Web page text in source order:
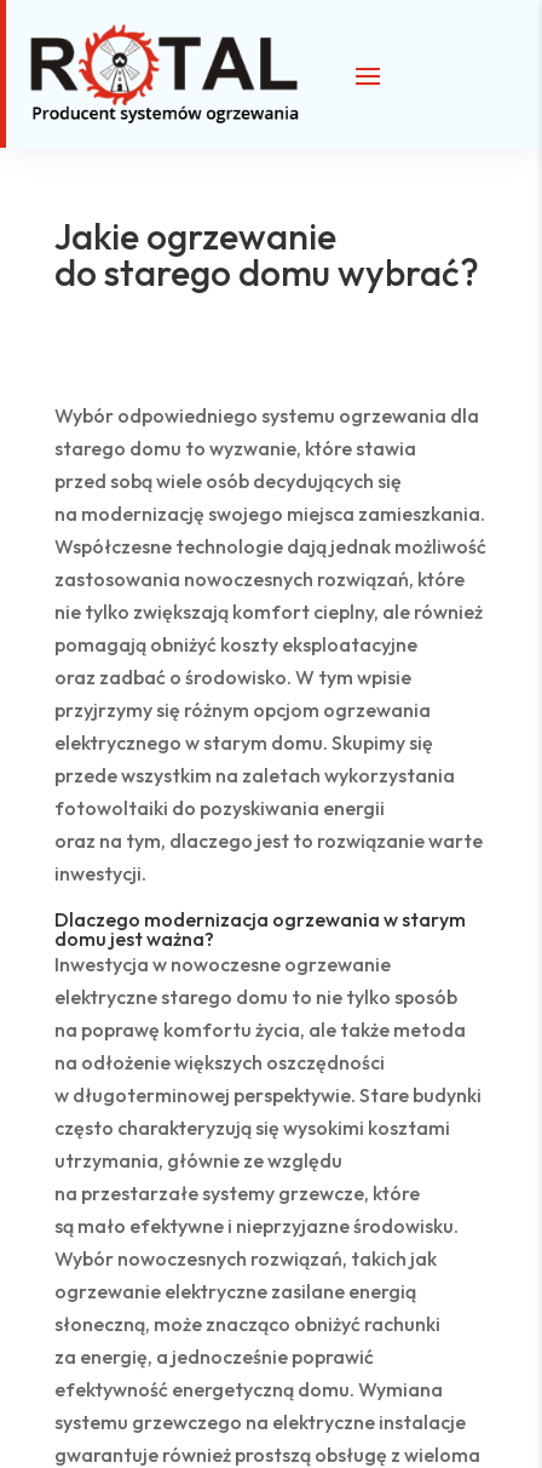
Jakie ogrzewanie
do starego domu wybrać?
Wybór odpowiedniego systemu ogrzewania dla
starego domu to wyzwanie, które stawia
przed sobą wiele osób decydujących się
na modernizację swojego miejsca zamieszkania.
Współczesne technologie dają jednak możliwość
zastosowania nowoczesnych rozwiązań, które
nie tylko zwiększają komfort cieplny, ale również
pomagają obniżyć koszty eksploatacyjne
oraz zadbać o środowisko. W tym wpisie
przyjrzymy się różnym opcjom ogrzewania
elektrycznego w starym domu. Skupimy się
przede wszystkim na zaletach wykorzystania
fotowoltaiki do pozyskiwania energii
oraz na tym, dlaczego jest to rozwiązanie warte
inwestycji.
Dlaczego modernizacja ogrzewania w starym
domu jest ważna?
Inwestycja w nowoczesne ogrzewanie
elektryczne starego domu to nie tylko sposób
na poprawę komfortu życia, ale także metoda
na odłożenie większych oszczędności
w długoterminowej perspektywie. Stare budynki
często charakteryzują się wysokimi kosztami
utrzymania, głównie ze względu
na przestarzałe systemy grzewcze, które
są mało efektywne i nieprzyjazne środowisku.
Wybór nowoczesnych rozwiązań, takich jak
ogrzewanie elektryczne zasilane energią
słoneczną, może znacząco obniżyć rachunki
za energię, a jednocześnie poprawić
efektywność energetyczną domu. Wymiana
systemu grzewczego na elektryczne instalacje
gwarantuje również prostszą obsługę z wieloma